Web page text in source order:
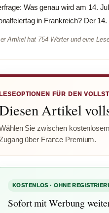
Was genau wird am 14.
in Frankreich? Der
Artikel hat 754 Wörter und eine
LESEOPTIONEN FÜR DEN
Artikel
Sie zwischen
über France Premium.
KOSTENLOS · OHNE
Sofort mit Werbung